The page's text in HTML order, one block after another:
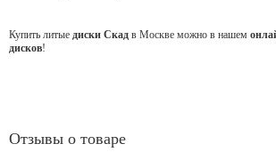
Купить литые диски Скад в Москве можно в нашем
дисков!
Отзывы о товаре